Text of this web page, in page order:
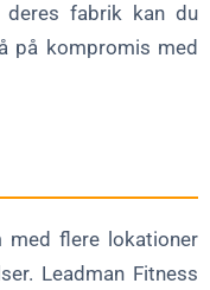
fabrik kan du
på kompromis med
med flere lokationer
Leadman Fitness